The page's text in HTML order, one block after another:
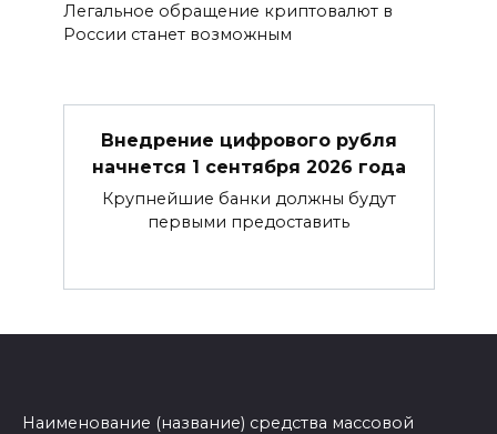
Легальное обращение криптовалют в
России станет возможным
Внедрение цифрового рубля
начнется 1 сентября 2026 года
Крупнейшие банки должны будут
первыми предоставить
Наименование (название) средства массовой